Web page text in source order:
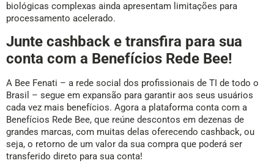
biológicas complexas ainda apresentam limitações para
processamento acelerado.
Junte cashback e transfira para sua
conta com a Benefícios Rede Bee!
A Bee Fenati – a rede social dos profissionais de TI de todo o
Brasil – segue em expansão para garantir aos seus usuários
cada vez mais benefícios. Agora a plataforma conta com a
Benefícios Rede Bee, que reúne descontos em dezenas de
grandes marcas, com muitas delas oferecendo cashback, ou
seja, o retorno de um valor da sua compra que poderá ser
transferido direto para sua conta!